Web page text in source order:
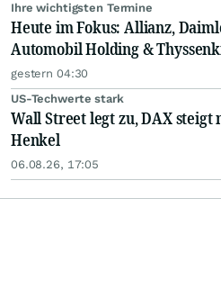
Ihre wichtigsten Termine
Heute im Fokus: Allianz,
Automobil Holding &
gestern 04:30
US-Techwerte stark
Wall Street legt zu, DAX steigt
Henkel
06.08.26, 17:05